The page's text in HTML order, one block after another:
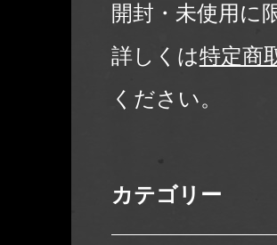
開封・未使用に
詳しくは特定商
ください。
カテゴリー